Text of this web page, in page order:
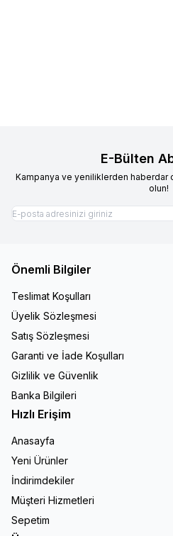
E-Bülten
Kampanya ve yeniliklerden
olun!
Önemli Bilgiler
Teslimat Koşulları
Üyelik Sözleşmesi
Satış Sözleşmesi
Garanti ve İade Koşulları
Gizlilik ve Güvenlik
Banka Bilgileri
Hızlı Erişim
Anasayfa
Yeni Ürünler
İndirimdekiler
Müşteri Hizmetleri
Sepetim